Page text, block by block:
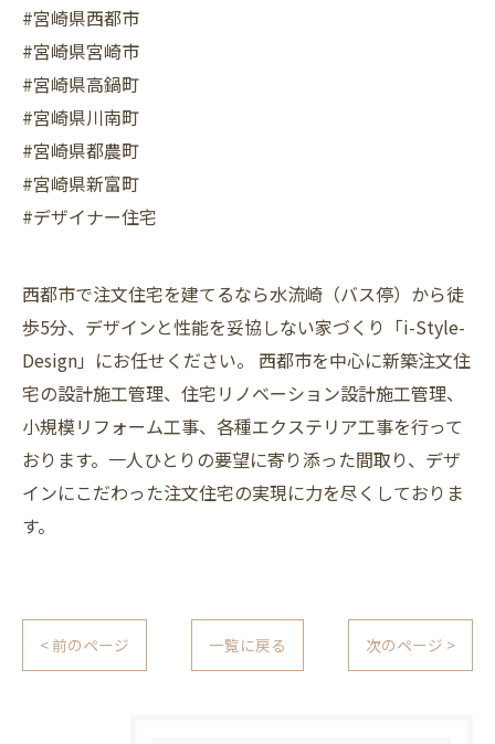
#宮崎県西都市
#宮崎県宮崎市
#宮崎県高鍋町
#宮崎県川南町
#宮崎県都農町
#宮崎県新富町
#デザイナー住宅
西都市で注文住宅を建てるなら水流崎（バス停）から徒
歩5分、デザインと性能を妥協しない家づくり「i-Style-
Design」にお任せください。 西都市を中心に新築注文住
宅の設計施工管理、住宅リノベーション設計施工管理、
小規模リフォーム工事、各種エクステリア工事を行って
おります。一人ひとりの要望に寄り添った間取り、デザ
インにこだわった注文住宅の実現に力を尽くしておりま
す。
< 前のページ 一覧に戻る 次のページ >